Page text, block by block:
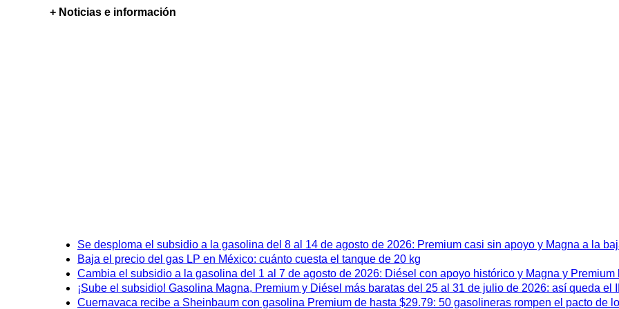
+ Noticias e información
Se desploma el subsidio a la gasolina del 8 al 14 de agosto de 2026: Premium casi sin apoyo y Magna a la
Baja el precio del gas LP en México: cuánto cuesta el tanque de 20 kg
Cambia el subsidio a la gasolina del 1 al 7 de agosto de 2026: Diésel con apoyo histórico y Magna y Premium
¡Sube el subsidio! Gasolina Magna, Premium y Diésel más baratas del 25 al 31 de julio de 2026: así queda el
Cuernavaca recibe a Sheinbaum con gasolina Premium de hasta $29.79: 50 gasolineras rompen el pacto de